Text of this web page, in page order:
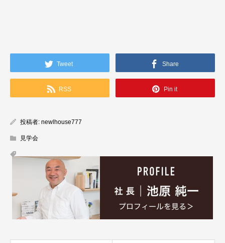
Tweet Share
RSS Pin it
投稿者: newlhouse777
見学会